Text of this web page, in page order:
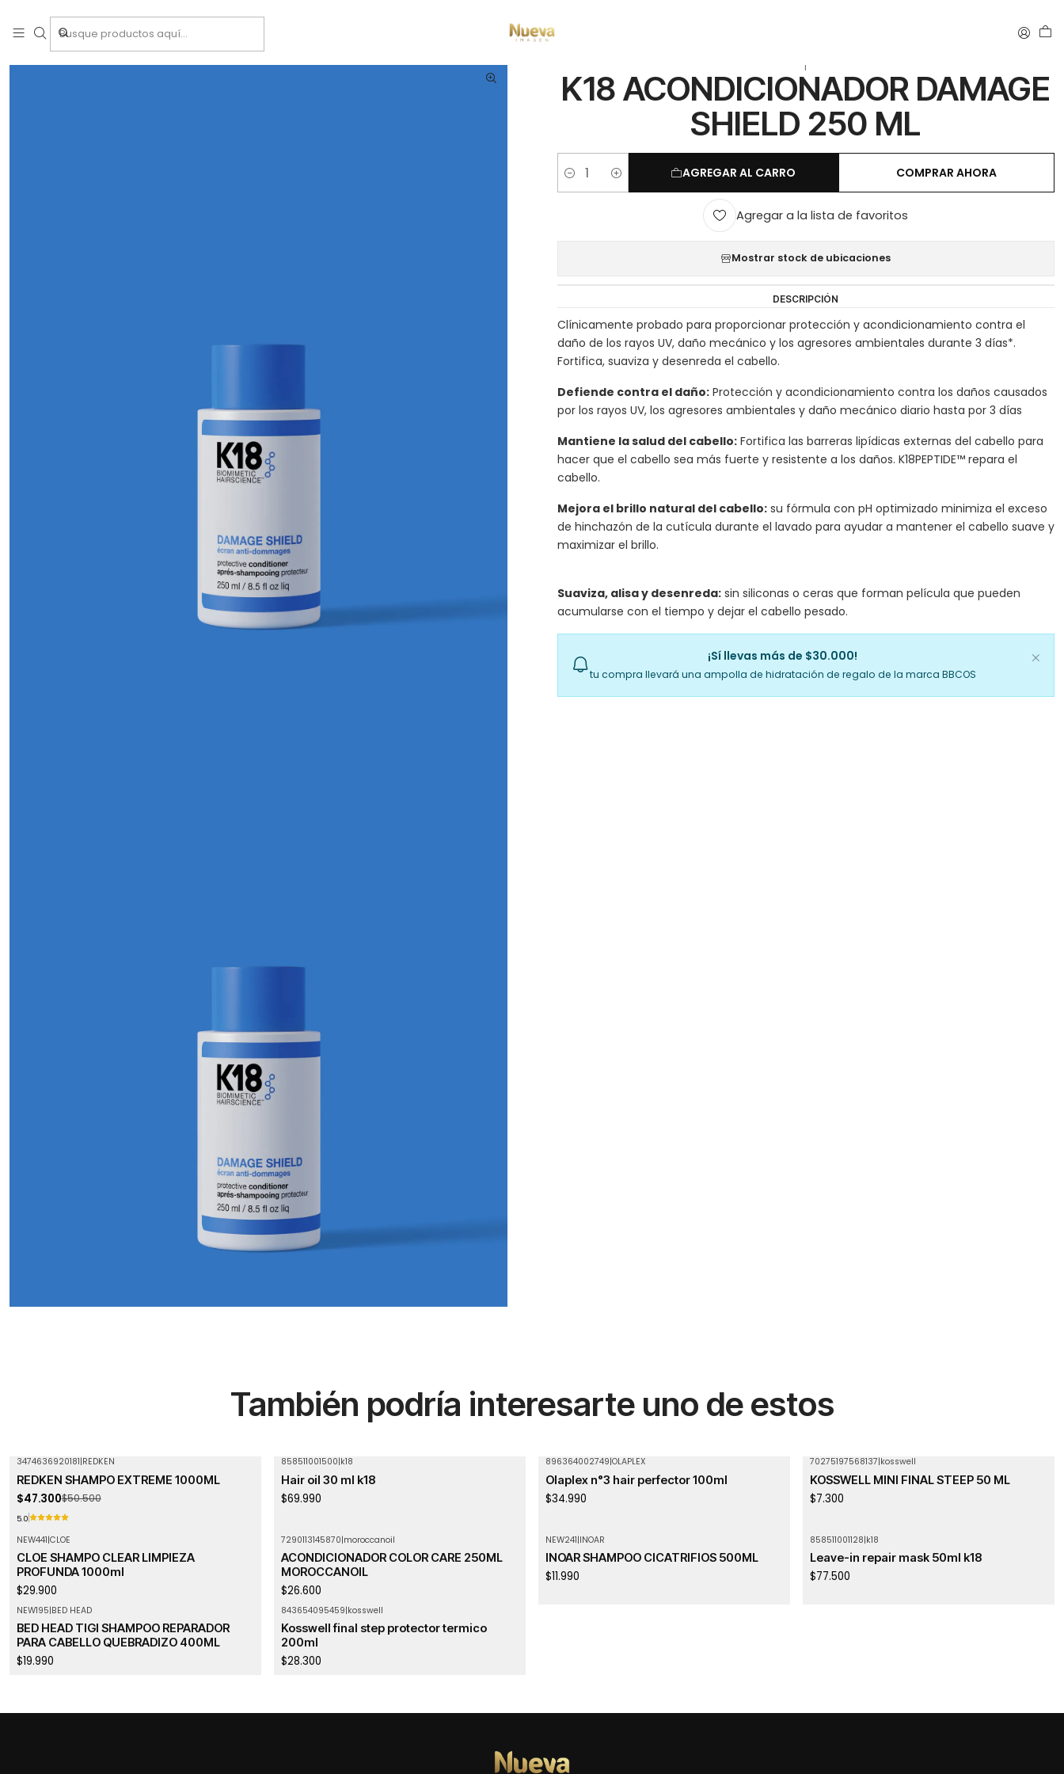
|
K18 ACONDICIONADOR DAMAGE
SHIELD 250 ML
Cantidad AGREGAR AL CARRO COMPRAR AHORA
Agregar a la lista de favoritos
Mostrar stock de ubicaciones
DESCRIPCIÓN
Clínicamente probado para proporcionar protección y acondicionamiento contra el
daño de los rayos UV, daño mecánico y los agresores ambientales durante 3 días*.
Fortifica, suaviza y desenreda el cabello.
Defiende contra el daño:Protección y acondicionamiento contra los daños causados
por los rayos UV, los agresores ambientales y daño mecánico diario hasta por 3 días
Mantiene la salud del cabello:Fortifica las barreras lipídicas externas del cabello para
hacer que el cabello sea más fuerte y resistente a los daños. K18PEPTIDE™ repara el
cabello.
Mejora el brillo natural del cabello:su fórmula con pH optimizado minimiza el exceso
de hinchazón de la cutícula durante el lavado para ayudar a mantener el cabello suave y
maximizar el brillo.
Suaviza, alisa y desenreda:sin siliconas o ceras que forman película que pueden
acumularse con el tiempo y dejar el cabello pesado.
¡Sí llevas más de $30.000!
tu compra llevará una ampolla de hidratación de regalo de la marca BBCOS
También podría interesarte uno de estos
3474636920181|REDKEN
REDKEN SHAMPO EXTREME 1000ML
$47.300$50.500
5.0
858511001500|k18
Hair oil 30 ml k18
$69.990
896364002749|OLAPLEX
Olaplex n°3 hair perfector 100ml
$34.990
70275197568137|kosswell
KOSSWELL MINI FINAL STEEP 50 ML
$7.300
NEW441|CLOE
CLOE SHAMPO CLEAR LIMPIEZA
PROFUNDA 1000ml
$29.900
7290113145870|moroccanoil
ACONDICIONADOR COLOR CARE 250ML
MOROCCANOIL
$26.600
NEW241|INOAR
INOAR SHAMPOO CICATRIFIOS 500ML
$11.990
858511001128|k18
Leave-in repair mask 50ml k18
$77.500
NEW195|BED HEAD
BED HEAD TIGI SHAMPOO REPARADOR
PARA CABELLO QUEBRADIZO 400ML
$19.990
843654095459|kosswell
Kosswell final step protector termico
200ml
$28.300